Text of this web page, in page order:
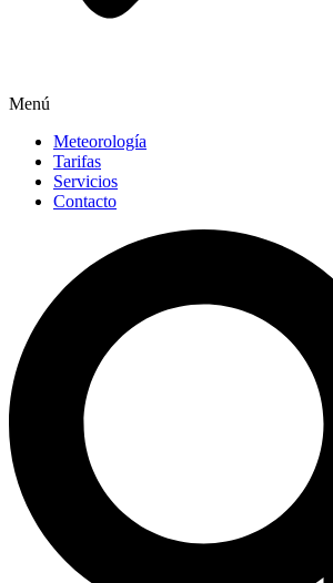
Menú
Meteorología
Tarifas
Servicios
Contacto